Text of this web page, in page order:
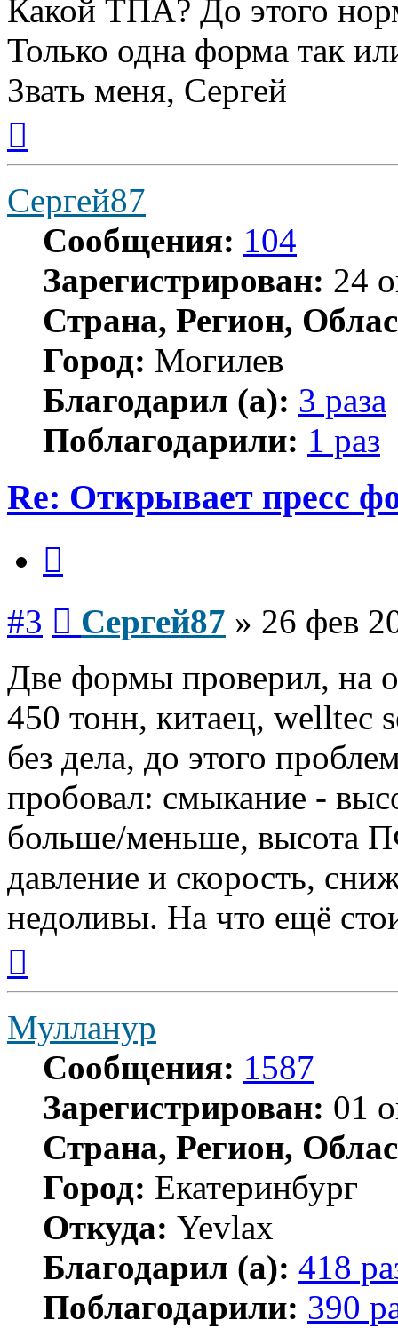
Какой ТПА? До этого
Только одна форма так
Звать меня, Сергей
началу
Сергей87
Сообщения: 104
Зарегистрирован: 24
Страна, Регион,
Город: Могилев
Благодарил (а): 3 раза
Поблагодарили: 1 раз
Re: Открывает пресс
#3 Сергей87 » 26 фев
Две формы проверил, на
450 тонн, китаец, welltec
без дела, до этого
пробовал: смыкание -
больше/меньше, высота
давление и скорость,
недоливы. На что ещё
началу
Мулланур
Сообщения: 1587
Зарегистрирован: 01
Страна, Регион,
Город: Екатеринбург
Откуда: Yevlax
Благодарил (а): 418
Поблагодарили: 390